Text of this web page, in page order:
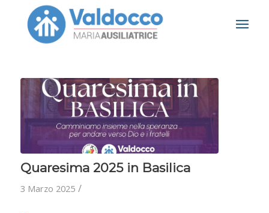
Quaresima 2025 in Basilica
3 Marzo 2025 /